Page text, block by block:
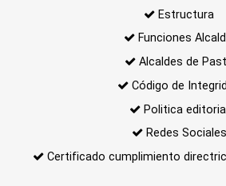
Estructura
Funciones
Alcaldes de
Código de
Politica editorial
Redes Sociales
Certificado cumplimiento